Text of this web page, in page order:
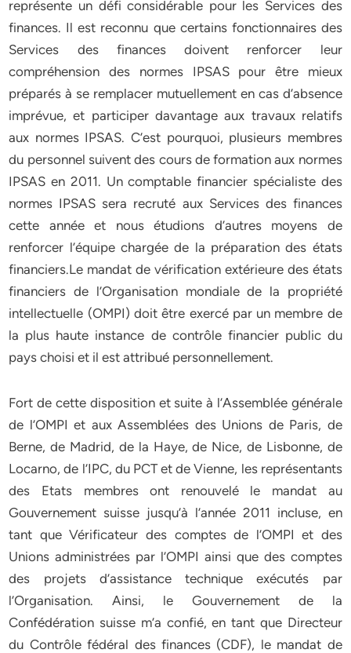
représente un défi considérable pour les Services des
finances. Il est reconnu que certains fonctionnaires des
Services des finances doivent renforcer leur
compréhension des normes IPSAS pour être mieux
préparés à se remplacer mutuellement en cas d’absence
imprévue, et participer davantage aux travaux relatifs
aux normes IPSAS. C’est pourquoi, plusieurs membres
du personnel suivent des cours de formation aux normes
IPSAS en 2011. Un comptable financier spécialiste des
normes IPSAS sera recruté aux Services des finances
cette année et nous étudions d’autres moyens de
renforcer l’équipe chargée de la préparation des états
financiers.Le mandat de vérification extérieure des états
financiers de l’Organisation mondiale de la propriété
intellectuelle (OMPI) doit être exercé par un membre de
la plus haute instance de contrôle financier public du
pays choisi et il est attribué personnellement.
Fort de cette disposition et suite à l’Assemblée générale
de l’OMPI et aux Assemblées des Unions de Paris, de
Berne, de Madrid, de la Haye, de Nice, de Lisbonne, de
Locarno, de l’IPC, du PCT et de Vienne, les représentants
des Etats membres ont renouvelé le mandat au
Gouvernement suisse jusqu’à l’année 2011 incluse, en
tant que Vérificateur des comptes de l’OMPI et des
Unions administrées par l’OMPI ainsi que des comptes
des projets d’assistance technique exécutés par
l’Organisation. Ainsi, le Gouvernement de la
Confédération suisse m’a confié, en tant que Directeur
du Contrôle fédéral des finances (CDF), le mandat de